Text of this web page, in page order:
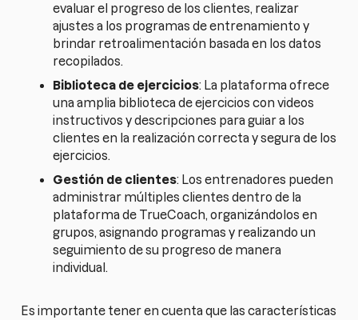
evaluar el progreso de los clientes, realizar
ajustes a los programas de entrenamiento y
brindar retroalimentación basada en los datos
recopilados.
Biblioteca de ejercicios: La plataforma ofrece
una amplia biblioteca de ejercicios con videos
instructivos y descripciones para guiar a los
clientes en la realización correcta y segura de los
ejercicios.
Gestión de clientes: Los entrenadores pueden
administrar múltiples clientes dentro de la
plataforma de TrueCoach, organizándolos en
grupos, asignando programas y realizando un
seguimiento de su progreso de manera
individual.
Es importante tener en cuenta que las características